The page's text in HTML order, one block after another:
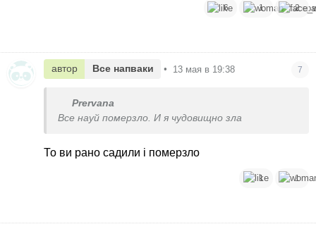
6 1 2
автор Все напваки • 13 мая в 19:38 7
Prervana
Все науй померзло. И я чудовищно зла
То ви рано садили і померзло
1 1